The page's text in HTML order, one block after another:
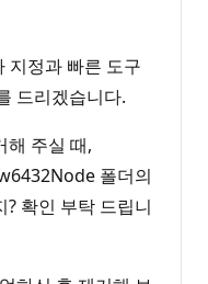
지정과 빠른 도구
드리겠습니다.
해 주실 때,
폴더의
확인 부탁 드립니